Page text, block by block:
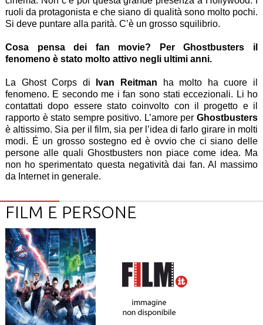
ruoli da protagonista e che siano di qualità sono molto pochi.
Si deve puntare alla parità. C’è un grosso squilibrio.
Cosa pensa dei fan movie? Per Ghostbusters il
fenomeno è stato molto attivo negli ultimi anni.
La Ghost Corps di Ivan Reitman ha molto ha cuore il
fenomeno. E secondo me i fan sono stati eccezionali. Li ho
contattati dopo essere stato coinvolto con il progetto e il
rapporto è stato sempre positivo. L’amore per Ghostbusters
è altissimo. Sia per il film, sia per l’idea di farlo girare in molti
modi. É un grosso sostegno ed è ovvio che ci siano delle
persone alle quali Ghostbusters non piace come idea. Ma
non ho sperimentato questa negatività dai fan. Al massimo
da Internet in generale.
FILM E PERSONE